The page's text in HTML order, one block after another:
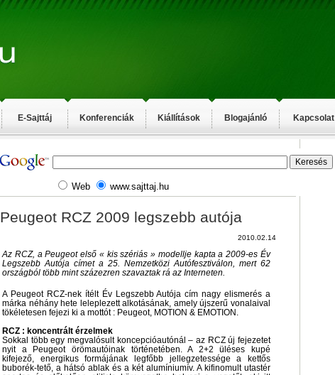
E-Sajttáj Konferenciák Kiállítások Blogajánló Kapcsolat
Web www.sajttaj.hu
Peugeot RCZ 2009 legszebb autója
2010.02.14
Az RCZ, a Peugeot első « kis szériás » modellje kapta a 2009-es Év
Legszebb Autója címet a 25. Nemzetközi Autófesztiválon, mert 62
országból több mint százezren szavaztak rá az Interneten.
A Peugeot RCZ-nek ítélt Év Legszebb Autója cím nagy elismerés a
márka néhány hete leleplezett alkotásának, amely újszerű vonalaival
tökéletesen fejezi ki a mottót : Peugeot, MOTION & EMOTION.
RCZ : koncentrált érzelmek
Sokkal több egy megvalósult koncepcióautónál – az RCZ új fejezetet
nyit a Peugeot örömautóinak történetében. A 2+2 üléses kupé
kifejező, energikus formájának legfőbb jellegzetessége a kettős
buborék-tető, a hátsó ablak és a két alumíniumív. A kifinomult utastér